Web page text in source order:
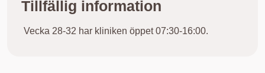
Tillfällig information
Vecka 28-32 har kliniken öppet 07:30-16:00.